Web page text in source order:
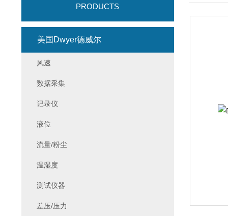
PRODUCTS
美国Dwyer德威尔
风速
数据采集
记录仪
液位
流量/粉尘
温湿度
测试仪器
差压/压力